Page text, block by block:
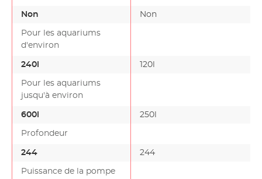
Non Non
Pour les aquariums
d'environ
240l 120l
Pour les aquariums
jusqu'à environ
600l 250l
Profondeur
244 244
Puissance de la pompe